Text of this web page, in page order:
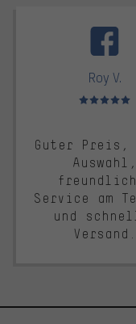
Roy V.
Bewertungen:
Guter Preis,
Auswahl,
Service am
und
Versand.